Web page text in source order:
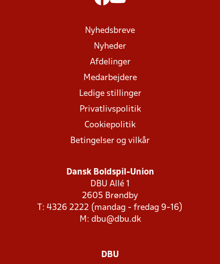
Nyhedsbreve
Nyheder
Afdelinger
Medarbejdere
Ledige stillinger
Privatlivspolitik
Cookiepolitik
Betingelser og vilkår
Dansk Boldspil-Union
DBU Allé 1
2605 Brøndby
T: 4326 2222 (mandag - fredag 9-16)
M: dbu@dbu.dk
DBU